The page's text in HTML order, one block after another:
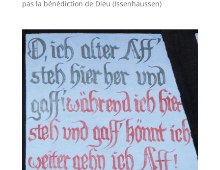
pas la bénédiction de Dieu (Issenhaussen)